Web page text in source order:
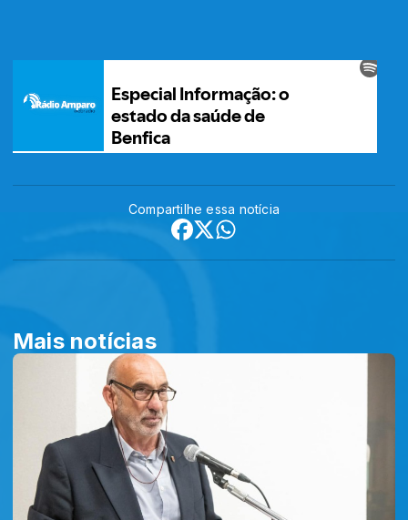
Compartilhe essa notícia
Mais notícias